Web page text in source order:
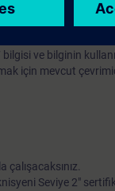
bilgisi ve bilginin
için mevcut
Seviye 2"